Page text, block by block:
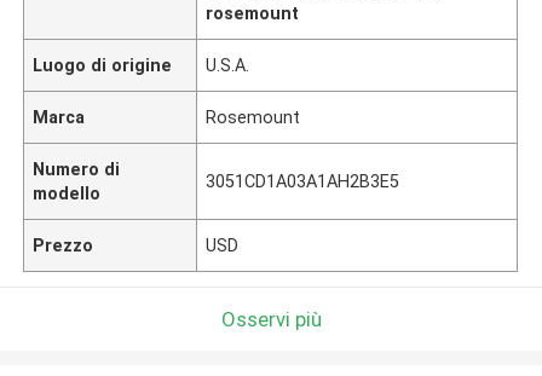
rosemount
Luogo di origine U.S.A.
Marca Rosemount
Numero di
modello
3051CD1A03A1AH2B3E5
Prezzo USD
Osservi più